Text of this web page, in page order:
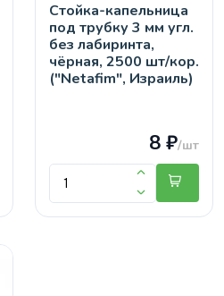
Стойка-капельница
под трубку 3 мм угл.
без лабиринта,
чёрная, 2500 шт/кор.
("Netafim", Израиль)
8 ₽/шт